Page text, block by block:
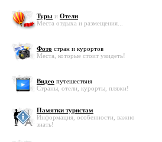
Туры и Отели
Места отдыха и размещения...
Фото стран и курортов
Места, которые стоит увидеть!
Видео путешествия
Страны, отели, курорты, пляжи!
Памятки туристам
Информация, особенности, важно
знать!